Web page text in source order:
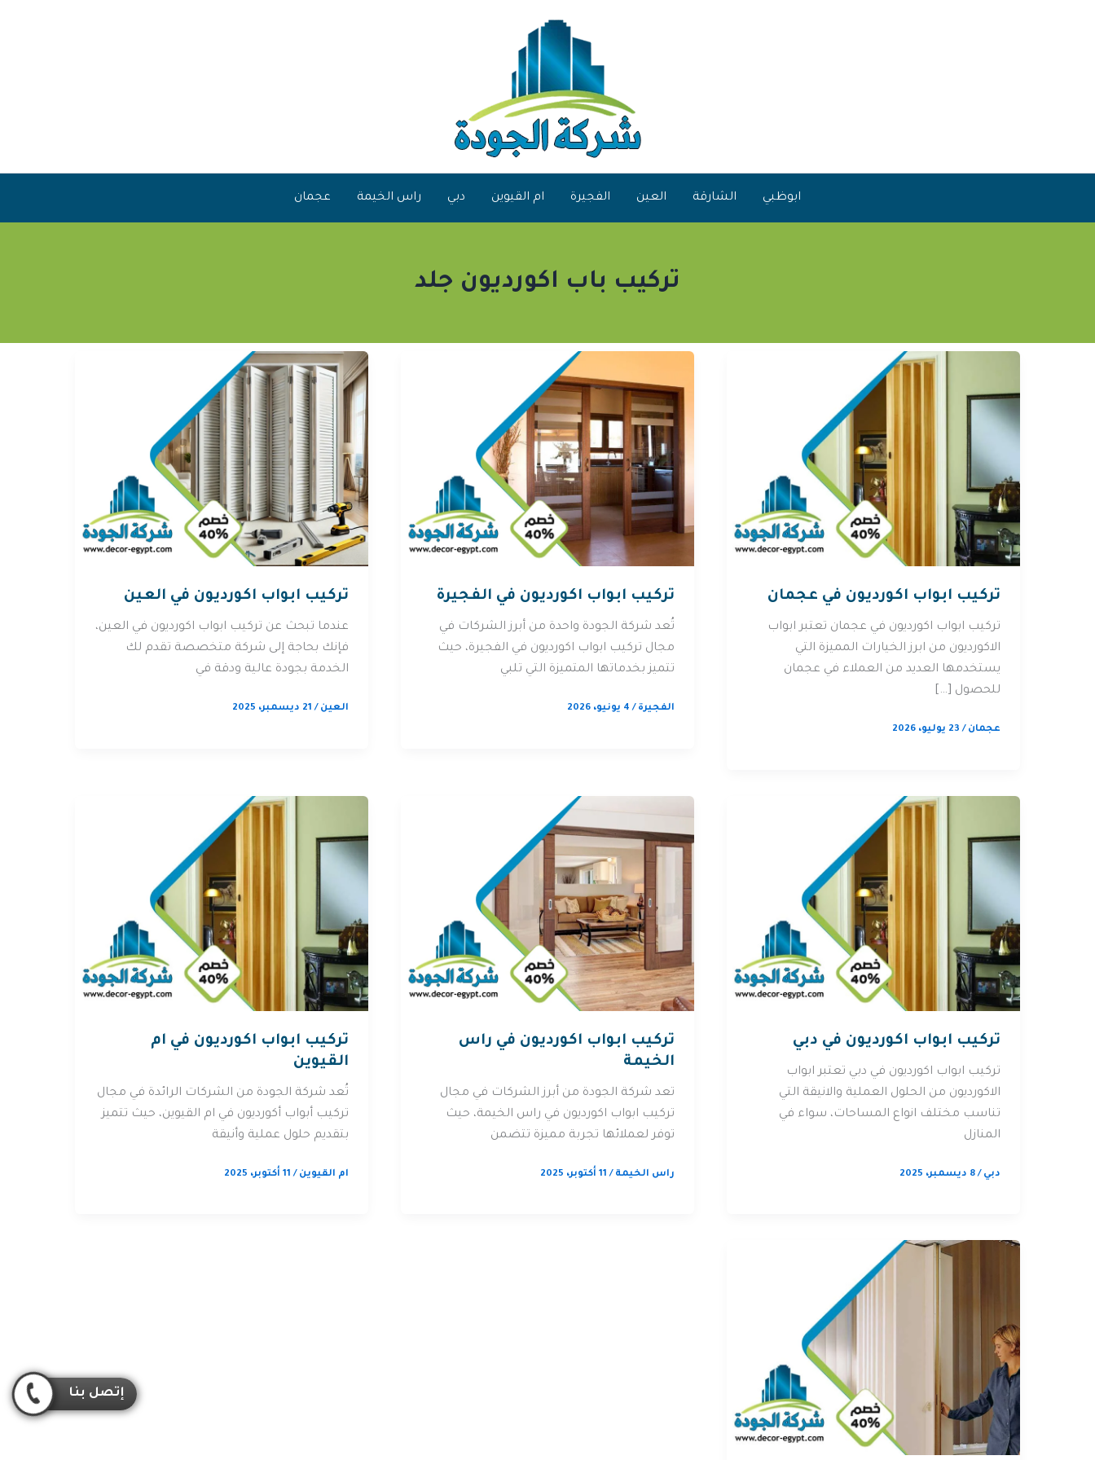
ابوظبي الشارقة العين الفجيرة ام القيوين دبي راس الخيمة عجمان
تركيب باب اكورديون جلد
تركيب ابواب اكورديون في عجمان
تركيب ابواب اكورديون في عجمان تعتبر ابواب
الاكورديون من ابرز الخيارات المميزة التي
يستخدمها العديد من العملاء في عجمان
للحصول […]
عجمان / 23 يوليو، 2026
تركيب ابواب اكورديون في الفجيرة
تُعد شركة الجودة واحدة من أبرز الشركات في
مجال تركيب ابواب اكورديون في الفجيرة، حيث
تتميز بخدماتها المتميزة التي تلبي
الفجيرة / 4 يونيو، 2026
تركيب ابواب اكورديون في العين
عندما تبحث عن تركيب ابواب اكورديون في العين،
فإنك بحاجة إلى شركة متخصصة تقدم لك
الخدمة بجودة عالية ودقة في
العين / 21 ديسمبر، 2025
تركيب ابواب اكورديون في دبي
تركيب ابواب اكورديون في دبي تعتبر ابواب
الاكورديون من الحلول العملية والانيقة التي
تناسب مختلف انواع المساحات، سواء في
المنازل
دبي /8 ديسمبر، 2025
تركيب ابواب اكورديون في راس
الخيمة
تعد شركة الجودة من أبرز الشركات في مجال
تركيب ابواب اكورديون في راس الخيمة، حيث
توفر لعملائها تجربة مميزة تتضمن
راس الخيمة / 11 أكتوبر، 2025
تركيب ابواب اكورديون في ام
القيوين
تُعد شركة الجودة من الشركات الرائدة في مجال
تركيب أبواب أكورديون في ام القيوين، حيث تتميز
بتقديم حلول عملية وأنيقة
ام القيوين / 11 أكتوبر، 2025
إتصل بنا